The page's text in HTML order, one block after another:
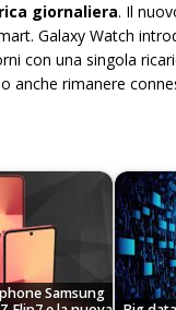
giornaliera. Il
Galaxy Watch
con una singola
anche rimanere
Samsung